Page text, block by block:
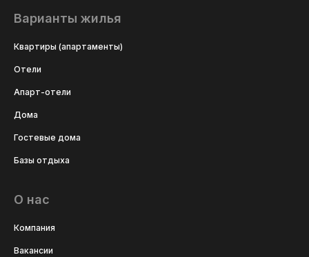
Варианты жилья
Квартиры (апартаменты)
Отели
Апарт-отели
Дома
Гостевые дома
Базы отдыха
О нас
Компания
Вакансии